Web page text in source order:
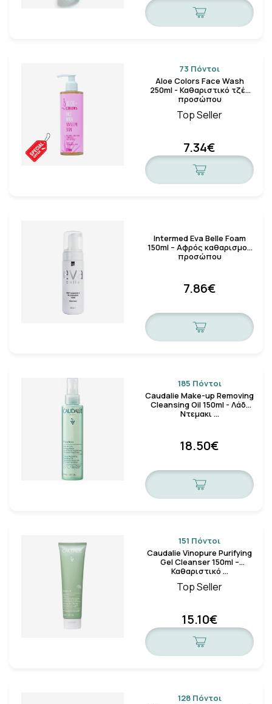
73 Πόντοι
Aloe Colors Face Wash
250ml - Καθαριστικό τζέλ
προσώπου
Top Seller
7.34€
Intermed Eva Belle Foam
150ml – Αφρός καθαρισμού
προσώπου
7.86€
185 Πόντοι
Caudalie Make-up Removing
Cleansing Oil 150ml - Λάδι
Ντεμακι …
18.50€
151 Πόντοι
Caudalie Vinopure Purifying
Gel Cleanser 150ml –
Καθαριστικό …
Top Seller
15.10€
128 Πόντοι